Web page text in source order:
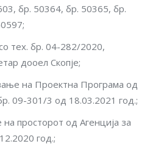
бр. 50364, бр. 50365, бр.
тех. бр. 04-282/2020,
дооел Скопје;
на Проектна Програма oд
09-301/3 од 18.03.2021 год.;
просторот од Агенција за
год.;